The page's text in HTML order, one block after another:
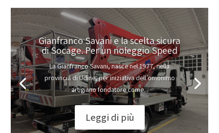
Gianfranco Savani e la scelta sicura
di Socage. Per un noleggio Speed
La Gianfranco Savani, nasce nel 1977, nella
provincia di Udine, per iniziativa dell’omonimo
artigiano fondatore come...
Leggi di più